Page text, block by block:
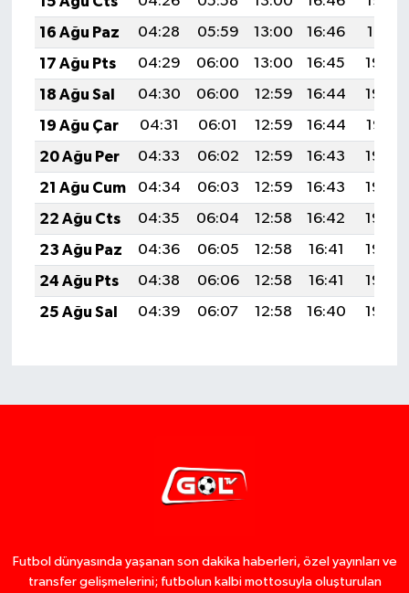
16 Ağu Paz
04:28 05:59 13:00 16:46
19:51
17 Ağu Pts
04:29 06:00 13:00 16:45
19:50
18 Ağu Sal
04:30 06:00 12:59 16:44
19:48
19 Ağu Çar
04:31 06:01 12:59 16:44
19:47
20 Ağu Per
04:33 06:02 12:59 16:43
19:46
21 Ağu Cum
04:34 06:03 12:59 16:43
19:44
22 Ağu Cts
04:35 06:04 12:58 16:42
19:43
23 Ağu Paz
04:36 06:05 12:58 16:41
19:42
24 Ağu Pts
04:38 06:06 12:58 16:41
19:40
25 Ağu Sal
04:39 06:07 12:58 16:40 19:39
Futbol dünyasında yaşanan son dakika haberleri, özel yayınları ve
transfer gelişmelerini; futbolun kalbi mottosuyla oluşturulan